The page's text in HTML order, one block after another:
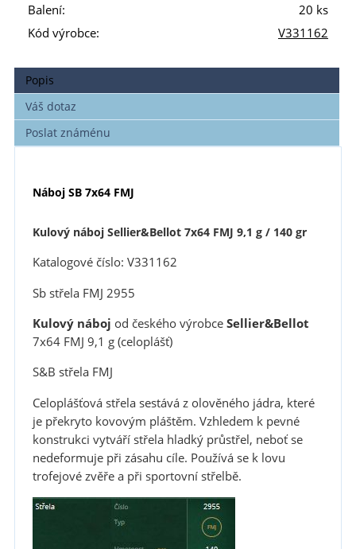
Balení:
20 ks
Kód výrobce:
V331162
Popis
Váš dotaz
Poslat známénu
Náboj SB 7x64 FMJ
Kulový náboj Sellier&Bellot 7x64 FMJ 9,1 g / 140 gr
Katalogové číslo: V331162
Sb střela FMJ 2955
Kulový náboj od českého výrobceSellier&Bellot
7x64 FMJ 9,1 g (celoplášť)
S&B střela FMJ
Celoplášťová střela sestává z olověného jádra, které
je překryto kovovým pláštěm. Vzhledem k pevné
konstrukci vytváří střela hladký průstřel, neboť se
nedeformuje při zásahu cíle. Používá se k lovu
trofejové zvěře a při sportovní střelbě.